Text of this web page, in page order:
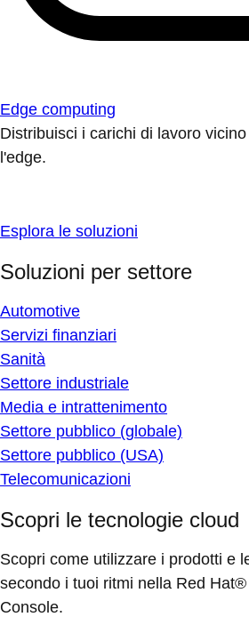
Edge computing
Distribuisci i carichi di lavoro
l'edge.
Esplora le soluzioni
Soluzioni per settore
Automotive
Servizi finanziari
Sanità
Settore industriale
Media e intrattenimento
Settore pubblico (globale)
Settore pubblico (USA)
Telecomunicazioni
Scopri le tecnologie cloud
Scopri come utilizzare i prodotti e
secondo i tuoi ritmi nella Red
Console.